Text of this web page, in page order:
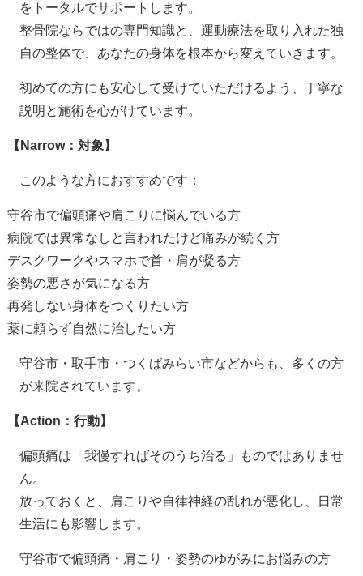
をトータルでサポートします。
整骨院ならではの専門知識と、運動療法を取り入れた独
自の整体で、あなたの身体を根本から変えていきます。
初めての方にも安心して受けていただけるよう、丁寧な
説明と施術を心がけています。
【 Narrow：対象】
このような方におすすめです：
守谷市で偏頭痛や肩こりに悩んでいる方
病院では異常なしと言われたけど痛みが続く方
デスクワークやスマホで首・肩が凝る方
姿勢の悪さが気になる方
再発しない身体をつくりたい方
薬に頼らず自然に治したい方
守谷市・取手市・つくばみらい市などからも、多くの方
が来院されています。
【Action ：行動】
偏頭痛は「我慢すればそのうち治る」ものではありませ
ん。
放っておくと、肩こりや自律神経の乱れが悪化し、日常
生活にも影響します。
守谷市で偏頭痛・肩こり・姿勢のゆがみにお悩みの方